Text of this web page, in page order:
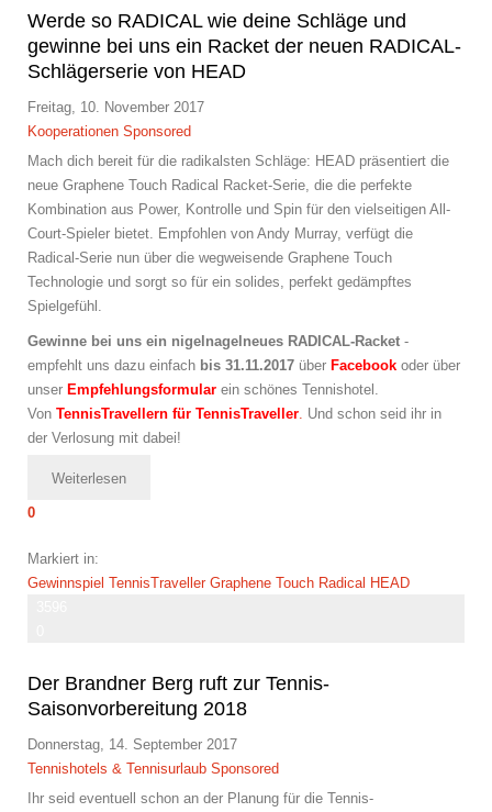
Werde so RADICAL wie deine Schläge und
gewinne bei uns ein Racket der neuen RADICAL-
Schlägerserie von HEAD
Freitag, 10. November 2017
Kooperationen Sponsored
Mach dich bereit für die radikalsten Schläge: HEAD präsentiert die
neue Graphene Touch Radical Racket-Serie, die die perfekte
Kombination aus Power, Kontrolle und Spin für den vielseitigen All-
Court-Spieler bietet. Empfohlen von Andy Murray, verfügt die
Radical-Serie nun über die wegweisende Graphene Touch
Technologie und sorgt so für ein solides, perfekt gedämpftes
Spielgefühl.
Gewinne bei uns ein nigelnagelneues RADICAL-Racket-
empfehlt uns dazu einfachbis 31.11.2017über Facebook oder über
unser Empfehlungsformularein schönes Tennishotel.
Von TennisTravellern für TennisTraveller. Und schon seid ihr in
der Verlosung mit dabei!
Weiterlesen
0
Markiert in:
Gewinnspiel TennisTraveller Graphene Touch Radical HEAD
Der Brandner Berg ruft zur Tennis-
Saisonvorbereitung 2018
Donnerstag, 14. September 2017
Tennishotels & Tennisurlaub Sponsored
Ihr seid eventuell schon an der Planung für die Tennis-